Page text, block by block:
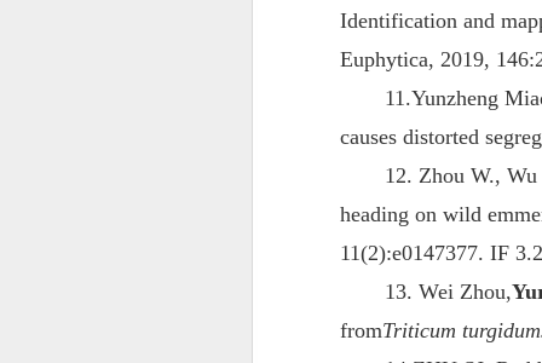
Identification and
Euphytica, 2019,
11.Yunzheng
causes distorted
12. Zhou W.,
heading on wild
11(2):e0147377. IF
13. Wei Zhou,
fromTriticum turgidum